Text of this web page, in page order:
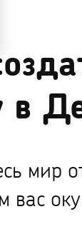
мир
вас